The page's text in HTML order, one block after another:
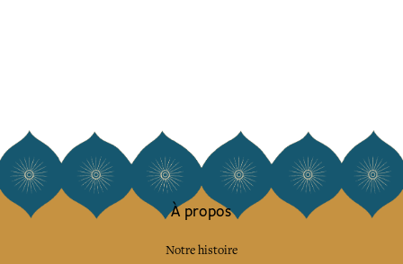
À propos
Notre histoire